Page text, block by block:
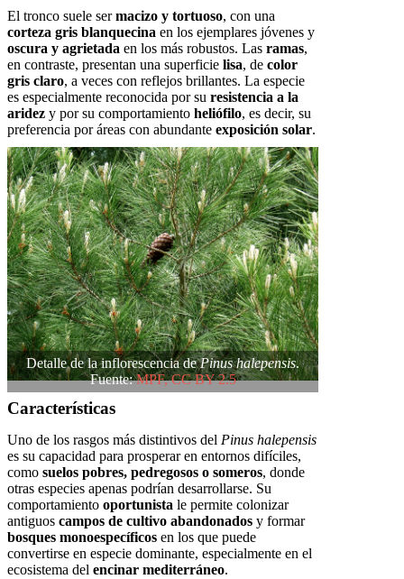
El tronco suele sermacizo y tortuoso, con una
corteza gris blanquecina en los ejemplares jóvenes y
oscura y agrietada en los más robustos. Las ramas,
en contraste, presentan una superficie lisa, de color
gris claro, a veces con reflejos brillantes. La especie
es especialmente reconocida por su resistencia a la
aridez y por su comportamiento heliófilo, es decir, su
preferencia por áreas con abundante exposición solar.
Detalle de la inflorescencia dePinus halepensis.
Fuente:MPF, CC BY 2.5
Características
Uno de los rasgos más distintivos del Pinus halepensis
es su capacidad para prosperar en entornos difíciles,
como suelos pobres, pedregosos o someros, donde
otras especies apenas podrían desarrollarse. Su
comportamiento oportunista le permite colonizar
antiguos campos de cultivo abandonados y formar
bosques monoespecíficos en los que puede
convertirse en especie dominante, especialmente en el
ecosistema del encinar mediterráneo.